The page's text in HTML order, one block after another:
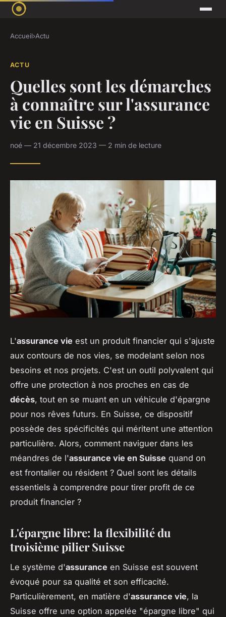
Accueil›Actu
ACTU
Quelles sont les démarches
à connaître sur l'assurance
vie en Suisse ?
noé — 21 décembre 2023 — 2 min de lecture
L'assurance vie est un produit financier qui s'ajuste
aux contours de nos vies, se modelant selon nos
besoins et nos projets. C'est un outil polyvalent qui
offre une protection à nos proches en cas de
décès, tout en se muant en un véhicule d'épargne
pour nos rêves futurs. En Suisse, ce dispositif
possède des spécificités qui méritent une attention
particulière. Alors, comment naviguer dans les
méandres de l'assurance vie en Suisse quand on
est frontalier ou résident ? Quel sont les détails
essentiels à comprendre pour tirer profit de ce
produit financier ?
L'épargne libre: la flexibilité du
troisième pilier Suisse
Le système d'assurance en Suisse est souvent
évoqué pour sa qualité et son efficacité.
Particulièrement, en matière d'assurance vie, la
Suisse offre une option appelée "épargne libre" qui